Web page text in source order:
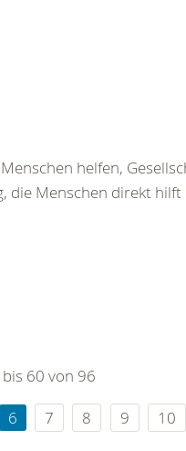
helfen,
die Menschen direkt
60 von 96
6 7 8 9 10